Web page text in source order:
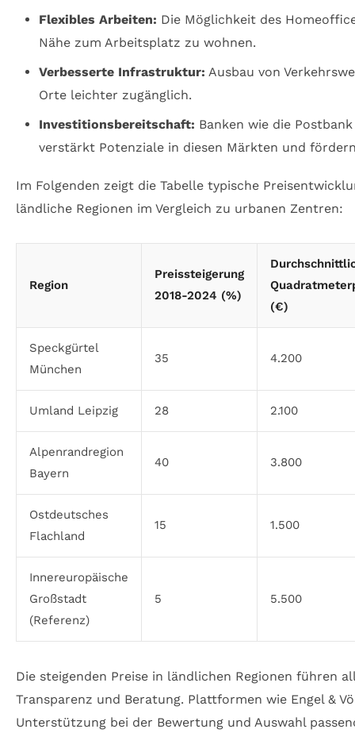
Flexibles Arbeiten: Die Möglichkeit des
Nähe zum Arbeitsplatz zu wohnen.
Verbesserte Infrastruktur: Ausbau von
Orte leichter zugänglich.
Investitionsbereitschaft: Banken wie die
verstärkt Potenziale in diesen Märkten und
Im Folgenden zeigt die Tabelle typische
ländliche Regionen im Vergleich zu urbanen Zentren:
Region
Preissteigerung
2018-2024 (%)
(€)
Speckgürtel
München
35 4.200
Umland Leipzig 28 2.100
Alpenrandregion
Bayern
40 3.800
Ostdeutsches
Flachland
15 1.500
Innereuropäische
Großstadt
(Referenz)
5 5.500
Die steigenden Preise in ländlichen Regionen führen
Transparenz und Beratung. Plattformen wie Engel &
Unterstützung bei der Bewertung und Auswahl